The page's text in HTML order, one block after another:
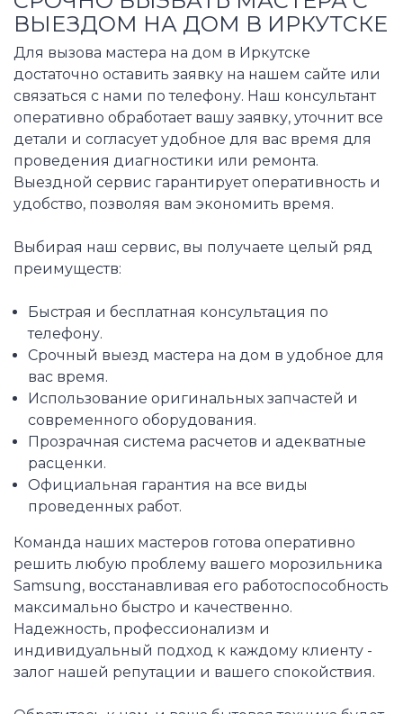
ВЫЕЗДОМ НА ДОМ В ИРКУТСКЕ
Для вызова мастера на дом в Иркутске
достаточно оставить заявку на нашем сайте или
связаться с нами по телефону. Наш консультант
оперативно обработает вашу заявку, уточнит все
детали и согласует удобное для вас время для
проведения диагностики или ремонта.
Выездной сервис гарантирует оперативность и
удобство, позволяя вам экономить время.
Выбирая наш сервис, вы получаете целый ряд
преимуществ:
Быстрая и бесплатная консультация по
телефону.
Срочный выезд мастера на дом в удобное для
вас время.
Использование оригинальных запчастей и
современного оборудования.
Прозрачная система расчетов и адекватные
расценки.
Официальная гарантия на все виды
проведенных работ.
Команда наших мастеров готова оперативно
решить любую проблему вашего морозильника
Samsung, восстанавливая его работоспособность
максимально быстро и качественно.
Надежность, профессионализм и
индивидуальный подход к каждому клиенту -
залог нашей репутации и вашего спокойствия.